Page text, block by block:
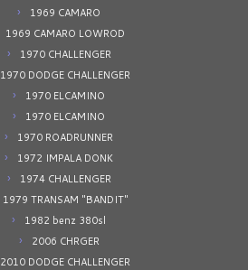
1969 CAMARO
1969 CAMARO LOWROD
1970 CHALLENGER
1970 DODGE CHALLENGER
1970 ELCAMINO
1970 ELCAMINO
1970 ROADRUNNER
1972 IMPALA DONK
1974 CHALLENGER
1979 TRANSAM "BANDIT"
1982 benz 380sl
2006 CHRGER
2010 DODGE CHALLENGER